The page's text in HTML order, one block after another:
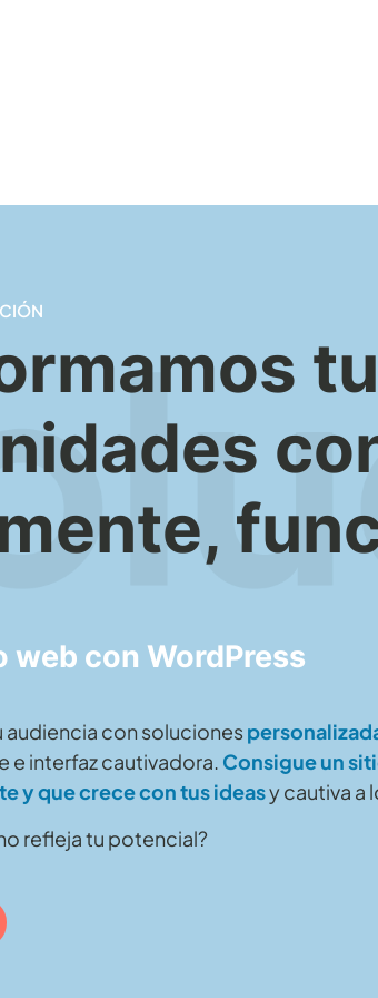
web con WordPress
con soluciones
e interfaz cautivadora. Consigue un
y que crece con tus ideasy cautiva a
refleja tu potencial?